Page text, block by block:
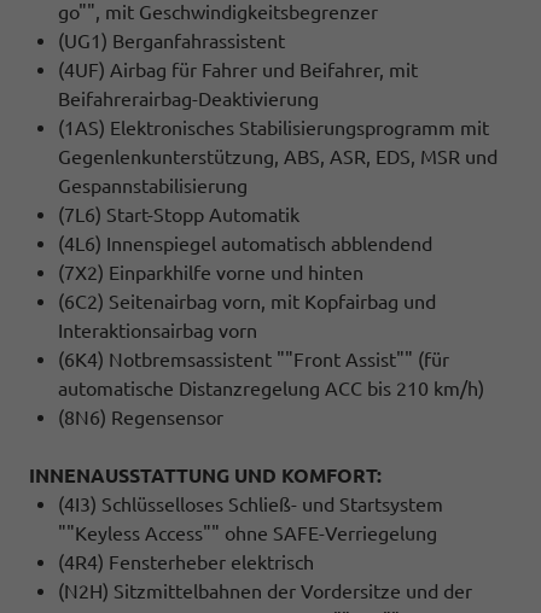
go"", mit Geschwindigkeitsbegrenzer
(UG1) Berganfahrassistent
(4UF) Airbag für Fahrer und Beifahrer, mit
Beifahrerairbag-Deaktivierung
(1AS) Elektronisches Stabilisierungsprogramm mit
Gegenlenkunterstützung, ABS, ASR, EDS, MSR und
Gespannstabilisierung
(7L6) Start-Stopp Automatik
(4L6) Innenspiegel automatisch abblendend
(7X2) Einparkhilfe vorne und hinten
(6C2) Seitenairbag vorn, mit Kopfairbag und
Interaktionsairbag vorn
(6K4) Notbremsassistent ""Front Assist"" (für
automatische Distanzregelung ACC bis 210 km/h)
(8N6) Regensensor
INNENAUSSTATTUNG UND KOMFORT:
(4I3) Schlüsselloses Schließ- und Startsystem
""Keyless Access"" ohne SAFE-Verriegelung
(4R4) Fensterheber elektrisch
(N2H) Sitzmittelbahnen der Vordersitze und der